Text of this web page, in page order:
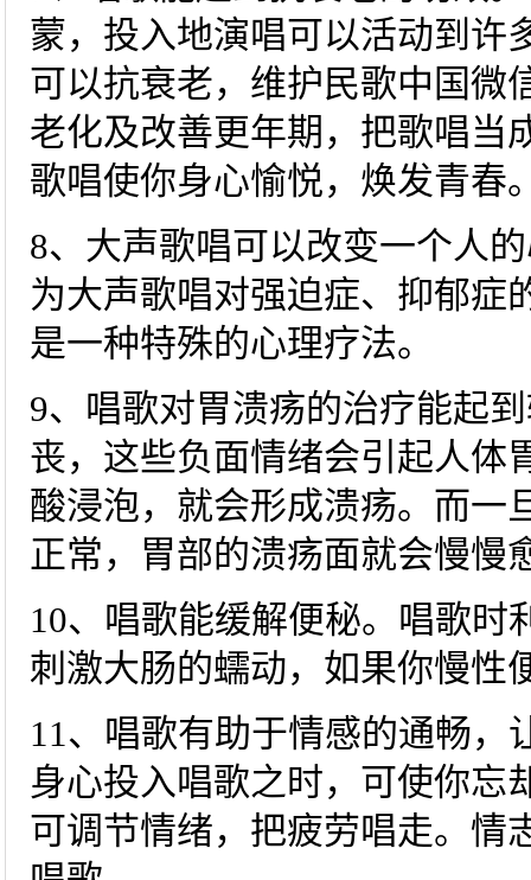
蒙，投入地演唱可以活动到许
可以抗衰老，维护民歌中国微
老化及改善更年期，把歌唱当
歌唱使你身心愉悦，焕发青春
8、大声歌唱可以改变一个人
为大声歌唱对强迫症、抑郁症
是一种特殊的心理疗法。
9、唱歌对胃溃疡的治疗能起
丧，这些负面情绪会引起人体
酸浸泡，就会形成溃疡。而一
正常，胃部的溃疡面就会慢慢
10、唱歌能缓解便秘。唱歌时
刺激大肠的蠕动，如果你慢性
11、唱歌有助于情感的通畅，
身心投入唱歌之时，可使你忘
可调节情绪，把疲劳唱走。情